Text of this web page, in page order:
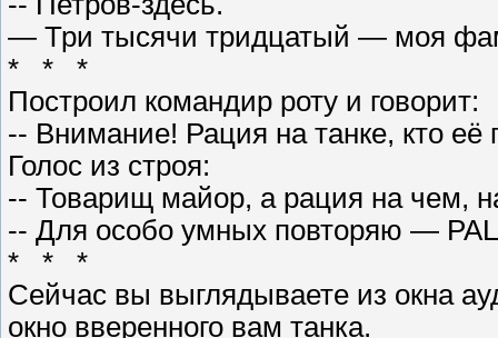
— Три тысячи тридцатый — моя
* * *
Построил командир роту и говорит:
-- Внимание! Рация на танке, кто её
Голос из строя:
-- Товарищ майор, а рация на чем,
-- Для особо умных повторяю —
* * *
Сейчас вы выглядываете из окна
окно вверенного вам танка.